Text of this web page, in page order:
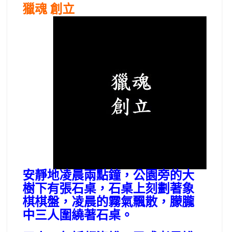
獵魂 創立
安靜地凌晨兩點鐘，公園旁的大
樹下有張石桌，石桌上刻劃著象
棋棋盤，凌晨的霧氣飄散，朦朧
中三人圍繞著石桌。